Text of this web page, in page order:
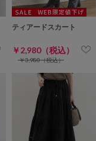
ティアードスカート
￥2,980（税込）
￥3,980（税込）